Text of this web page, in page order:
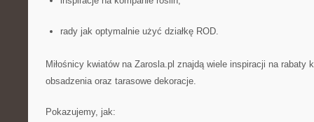
rady jak optymalnie użyć działkę ROD.
Miłośnicy kwiatów na Zarosla.pl znajdą wiele inspiracji na rabaty
obsadzenia oraz tarasowe dekoracje.
Pokazujemy, jak: